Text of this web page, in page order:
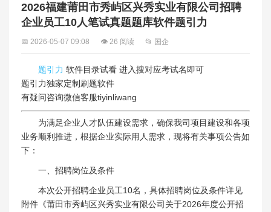
2026福建莆田市秀屿区兴秀实业有限公司招聘
企业员工10人笔试真题题库软件题引力
📅 2026-05-07 09:08 👁 26 阅读 📂 国企
题引力 软件目录试看 进入搜对应考试名即可
题引力独家定制刷题软件
有疑问咨询微信客服tiyinliwang
为满足企业人才队伍建设需求，确保我司项目建设和各项
业务顺利推进，根据企业实际用人需求，现将有关事项公告如
下：
一、招聘岗位及条件
本次公开招聘企业员工10名，具体招聘岗位及条件详见
附件《莆田市秀屿区兴秀实业有限公司关于2026年度公开招